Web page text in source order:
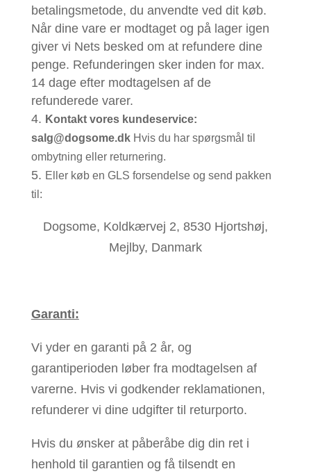
betalingsmetode, du anvendte ved dit køb.
Når dine vare er modtaget og på lager igen
giver vi Nets besked om at refundere dine
penge. Refunderingen sker inden for max.
14 dage efter modtagelsen af de
refunderede varer.
Kontakt vores kundeservice:
salg@dogsome.dkHvis du har spørgsmål til
ombytning eller returnering.
Eller køb en GLS forsendelse og send pakken
til:
Dogsome, Koldkærvej 2, 8530 Hjortshøj,
Mejlby, Danmark
Garanti:
Vi yder en garanti på 2 år, og
garantiperioden løber fra modtagelsen af
varerne. Hvis vi godkender reklamationen,
refunderer vi dine udgifter til returporto.
Hvis du ønsker at påberåbe dig din ret i
henhold til garantien og få tilsendt en